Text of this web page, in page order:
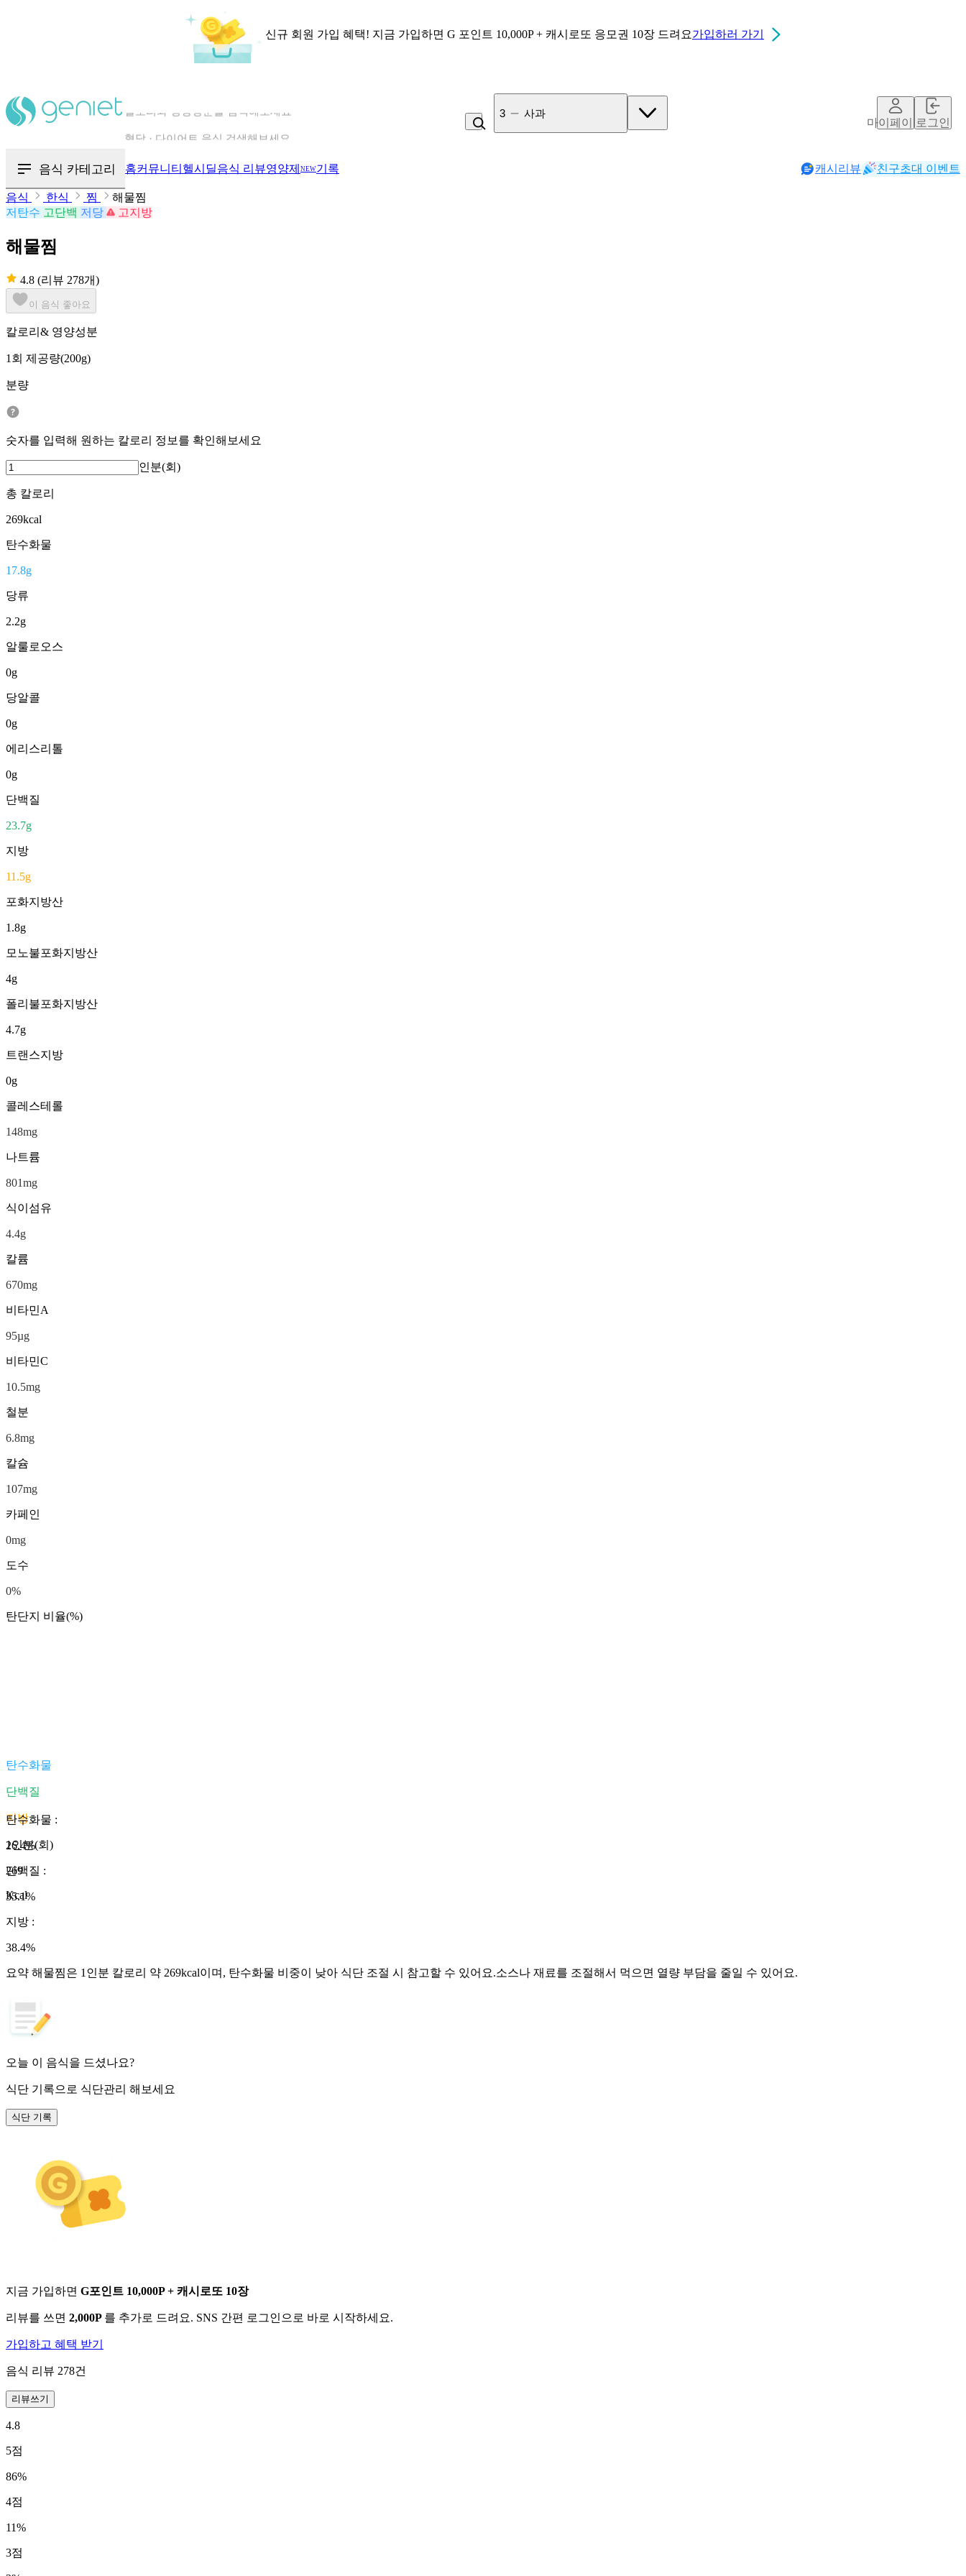
신규 회원 가입 혜택! 지금 가입하면 G 포인트 10,000P + 캐시로또 응모권 10장 드려요가입하러 가기
3 사과
마이페이지로그인
음식 카테고리 홈커뮤니티 헬시딜음식 리뷰영양제 NEW기록 캐시리뷰 친구초대 이벤트
음식 한식 찜
해물찜
저탄수 고단백 저당 고지방
해물찜
4.8 (리뷰 278개)
이 음식 좋아요
칼로리& 영양성분
1회 제공량(200g)
분량
숫자를 입력해 원하는 칼로리 정보를 확인해보세요
인분(회)
총 칼로리
269kcal
탄수화물
17.8g
당류
2.2g
알룰로오스
0g
당알콜
0g
에리스리톨
0g
단백질
23.7g
지방
11.5g
포화지방산
1.8g
모노불포화지방산
4g
폴리불포화지방산
4.7g
트랜스지방
0g
콜레스테롤
148mg
나트륨
801mg
식이섬유
4.4g
칼륨
670mg
비타민A
95µg
비타민C
10.5mg
철분
6.8mg
칼슘
107mg
카페인
0mg
도수
0%
탄단지 비율(%)
탄수화물
단백질
지방
1인분(회)
269
Kcal
탄수화물 :
26.4%
단백질 :
35.1%
지방 :
38.4%
요약 해물찜은 1인분 칼로리 약 269kcal이며, 탄수화물 비중이 낮아 식단 조절 시 참고할 수 있어요.소스나 재료를 조절해서 먹으면 열량 부담을 줄일 수 있어요.
오늘 이 음식을 드셨나요?
식단 기록으로 식단관리 해보세요
식단 기록
지금 가입하면 G포인트 10,000P + 캐시로또 10장
리뷰를 쓰면 2,000P 를 추가로 드려요. SNS 간편 로그인으로 바로 시작하세요.
가입하고 혜택 받기
음식 리뷰 278건
리뷰쓰기
4.8
5점
86%
4점
11%
3점